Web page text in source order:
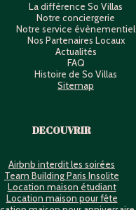
La différence So Villas
Notre conciergerie
Notre service évènementiel
Nos Partenaires Locaux
Actualités
FAQ
Histoire de So Villas
Sitemap
DECOUVRIR
Airbnb interdit les soirées
Team Building Paris Insolite
Location maison étudiant
Location maison pour fête